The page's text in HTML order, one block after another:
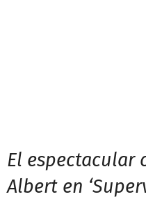
El espectacular
Albert en